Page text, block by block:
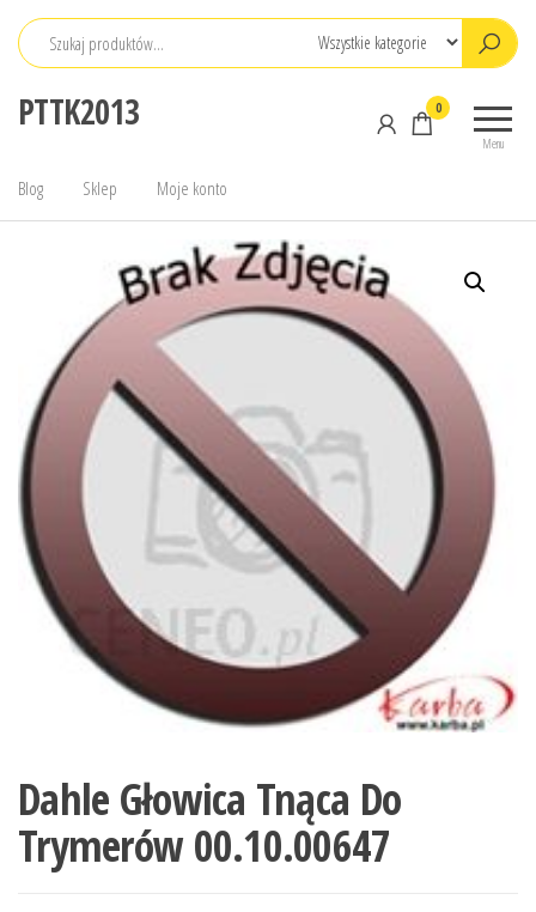
Przejdź
PTTK2013
Menu
0
Blog Sklep Moje konto
Dahle Głowica Tnąca Do
Trymerów 00.10.00647